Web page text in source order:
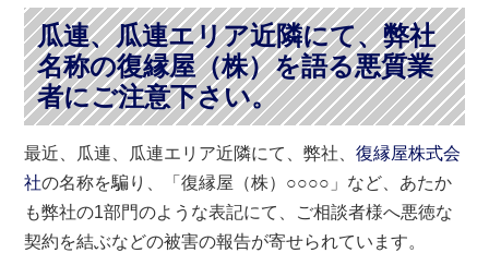
瓜連、瓜連エリア近隣にて、弊社
名称の復縁屋（株）を語る悪質業
者にご注意下さい。
最近、瓜連、瓜連エリア近隣にて、弊社、復縁屋株式会
社の名称を騙り、「復縁屋（株）○○○○」など、あたか
も弊社の1部門のような表記にて、ご相談者様へ悪徳な
契約を結ぶなどの被害の報告が寄せられています。